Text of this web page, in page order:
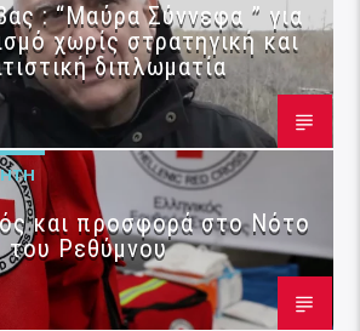
: “Μαύρα Σύννεφα ” για
χωρίς στρατηγική και
διπλωματία
και προσφορά στο Νότο
του Ρεθύμνου